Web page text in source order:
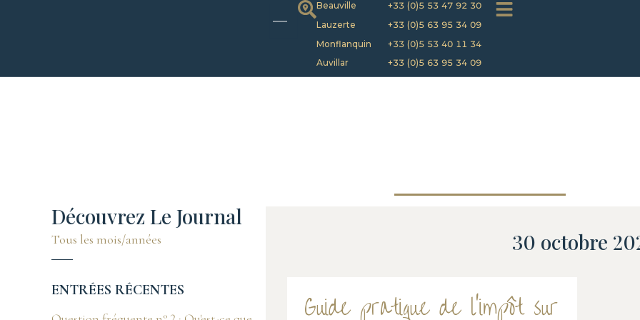
Beauville
+33 (0)5 53 47 92 30
Lauzerte
+33 (0)5 63 95 34 09
Monflanquin
+33 (0)5 53 40 11 34
Auvillar
+33 (0)5 63 95 34 09
Découvrez Le Journal
Tous les mois/années
ENTRÉES RÉCENTES
30 octobre
Guide pratique de l'impôt sur